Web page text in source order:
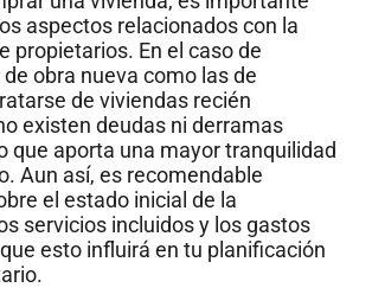
aspectos relacionados con la
propietarios. En el caso de
obra nueva como las de
de viviendas recién
existen deudas ni derramas
que aporta una mayor tranquilidad
Aun así, es recomendable
el estado inicial de la
servicios incluidos y los gastos
esto influirá en tu planificación